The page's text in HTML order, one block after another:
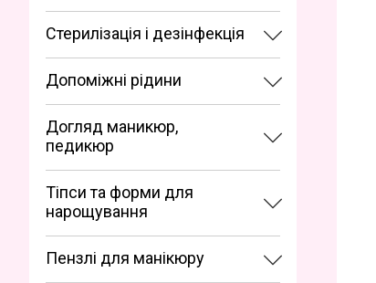
Стерилізація і дезінфекція
Допоміжні рідини
Догляд маникюр,
педикюр
Тіпси та форми для
нарощування
Пензлі для манікюру